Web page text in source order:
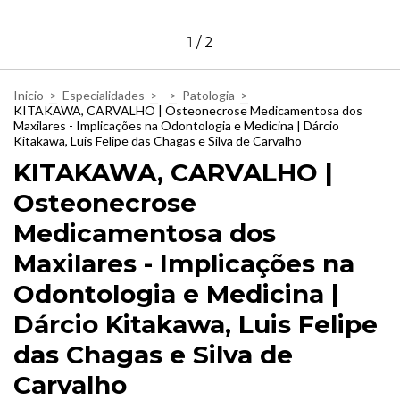
1 /2
Inicio > Especialidades > > Patologia >
KITAKAWA, CARVALHO | Osteonecrose Medicamentosa dos
Maxilares - Implicações na Odontologia e Medicina | Dárcio
Kitakawa, Luis Felipe das Chagas e Silva de Carvalho
KITAKAWA, CARVALHO |
Osteonecrose
Medicamentosa dos
Maxilares - Implicações na
Odontologia e Medicina |
Dárcio Kitakawa, Luis Felipe
das Chagas e Silva de
Carvalho